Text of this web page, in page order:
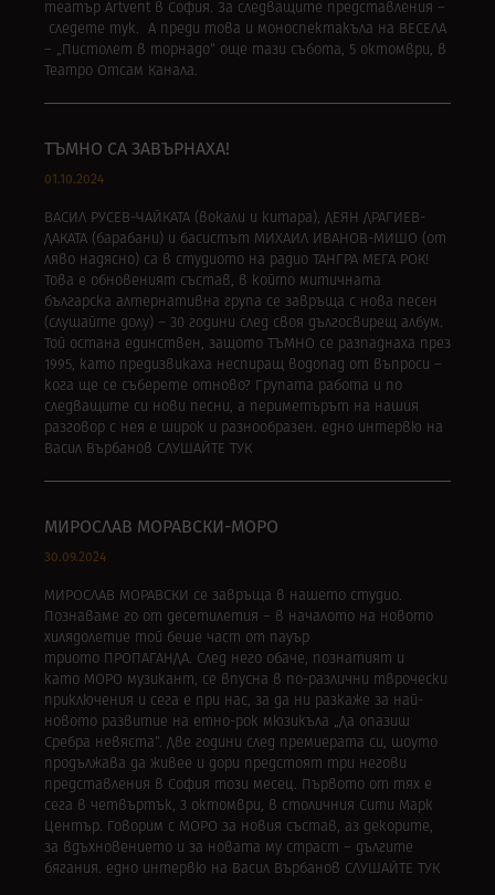
театър Artvent в София. За следващите представления –
следете тук. А преди това и моноспектакъла на ВЕСЕЛА
– „Пистолет в торнадо“ още тази събота, 5 октомври, в
Театро Отсам Канала.
ТЪМНО СА ЗАВЪРНАХА!
01.10.2024
ВАСИЛ РУСЕВ-ЧАЙКАТА (вокали и китара), ДЕЯН ДРАГИЕВ-
ДАКАТА (барабани) и басистът МИХАИЛ ИВАНОВ-МИШО (от
ляво надясно) са в студиото на радио ТАНГРА МЕГА РОК!
Това е обновеният състав, в който митичната
българска алтернативна група се завръща с нова песен
(слушайте долу) – 30 години след своя дългосвирещ албум.
Той остана единствен, защото ТЪМНО се разпаднаха през
1995, като предизвикаха неспиращ водопад от въпроси –
кога ще се съберете отново? Групата работа и по
следващите си нови песни, а периметърът на нашия
разговор с нея е широк и разнообразен. едно интервю на
Васил Върбанов СЛУШАЙТЕ ТУК
МИРОСЛАВ МОРАВСКИ-МОРО
30.09.2024
МИРОСЛАВ МОРАВСКИ се завръща в нашето студио.
Познаваме го от десетилетия – в началото на новото
хилядолетие той беше част от пауър
триото ПРОПАГАНДА. След него обаче, познатият и
като МОРО музикант, се впусна в по-различни тврочески
приключения и сега е при нас, за да ни разкаже за най-
новото развитие на етно-рок мюзикъла „Да опазиш
Сребра невяста“. Две години след премиерата си, шоуто
продължава да живее и дори предстоят три негови
представления в София този месец. Първото от тях е
сега в четвъртък, 3 октомври, в столичния Сити Марк
Център. Говорим с МОРО за новия състав, аз декорите,
за вдъхновението и за новата му страст – дългите
бягания. едно интервю на Васил Върбанов СЛУШАЙТЕ ТУК